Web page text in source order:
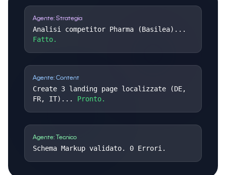
Agente: Strategia
Analisi competitor Pharma (Basilea)...
Fatto.
Agente: Content
Create 3 landing page localizzate (DE,
FR, IT)... Pronto.
Agente: Tecnico
Schema Markup validato. 0 Errori.